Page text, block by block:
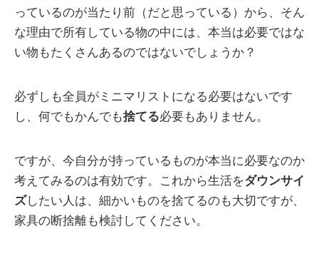
っているのが当たり前（だと思っている）から、そん
な理由で所有している物の中には、本当は必要ではな
い物もたくさんあるのではないでしょうか？
必ずしも全員がミニマリストになる必要はないです
し、何でもかんでも捨てる必要もありません。
ですが、今自分が持っているものが本当に必要なのか
考えてみるのは有効です。これから生活をダウンサイ
ズしたい人は、細かいものを捨てるのも大切ですが、
家具の断捨離も検討してください。